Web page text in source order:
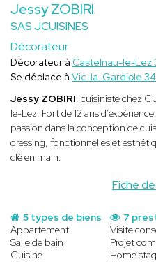
Jessy ZOBIRI
SAS JCUISINES
Décorateur
Fiche
Décorateur à Castelnau-le-Lez
Se déplace à Vic-la-Gardiole
Jessy ZOBIRI , cuisiniste chez
le-Lez. Fort de 12 ans
passion dans la conception de
dressing, fonctionnelles et
clé en main.
5 types de biens
Appartement
Salle de bain
Cuisine
7
Visite
Projet
Home